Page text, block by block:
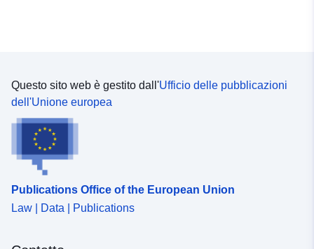
Periodicità di
maturazione:
Copertura
temporale:
Questo sito web è gestito dall'Ufficio delle pubblicazioni
dell'Unione europea
Publications Office of the European Union
Law | Data | Publications